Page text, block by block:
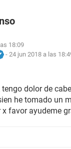
18:09
- 24 jun 2018 a las
dolor de
he tomado un
favor ayudeme